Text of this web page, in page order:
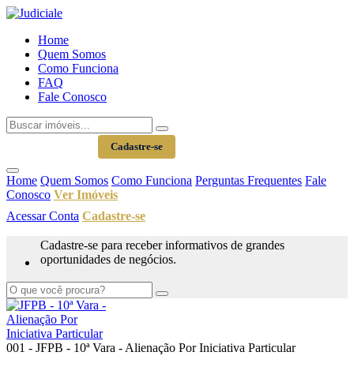
Home
Quem Somos
Como Funciona
FAQ
Fale Conosco
Cadastre-se
Home Quem Somos Como Funciona Perguntas Frequentes Fale
Conosco Ver Imóveis
Acessar Conta Cadastre-se
Cadastre-se para receber informativos de grandes
oportunidades de negócios.
001 - JFPB - 10ª Vara - Alienação Por Iniciativa Particular